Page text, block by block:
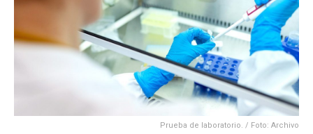
Prueba de laboratorio. / Foto: Archivo